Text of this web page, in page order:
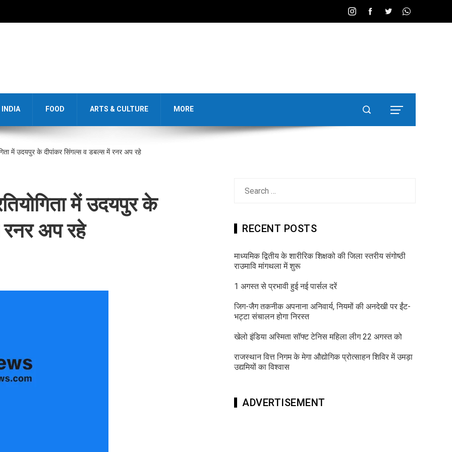
INDIA FOOD ARTS & CULTURE MORE
में उदयपुर के दीपांकर सिंगल्स व डबल्स में रनर अप रहे
में उदयपुर के
अप रहे
RECENT POSTS
माध्यमिक द्वितीय के शारीरिक शिक्षको की जिला स्तरीय संगोष्ठी
राउमावि मांगथला में शुरू
1 अगस्त से प्रभावी हुई नई पार्सल दरें
जिग-जैग तकनीक अपनाना अनिवार्य, नियमों की अनदेखी पर ईंट-
भट्टा संचालन होगा निरस्त
खेलो इंडिया अस्मिता सॉफ्ट टेनिस महिला लीग 22 अगस्त को
राजस्थान वित्त निगम के मेगा औद्योगिक प्रोत्साहन शिविर में उमड़ा
उद्यमियों का विश्वास
ADVERTISEMENT